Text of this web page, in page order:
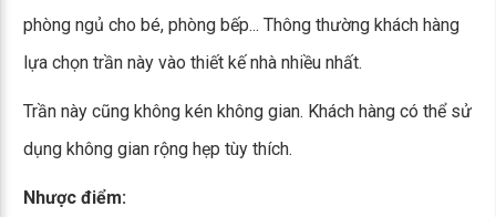
phòng ngủ cho bé, phòng bếp... Thông thường khách hàng
lựa chọn trần này vào thiết kế nhà nhiều nhất.
Trần này cũng không kén không gian. Khách hàng có thể sử
dụng không gian rộng hẹp tùy thích.
Nhược điểm: